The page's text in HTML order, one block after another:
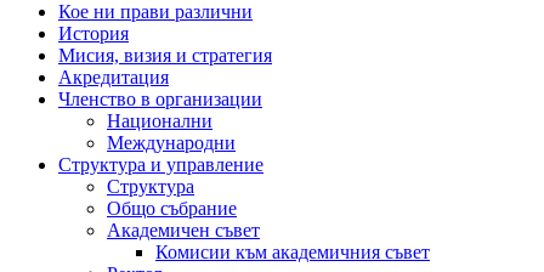
Кое ни прави различни
История
Мисия, визия и стратегия
Акредитация
Членство в организации
Национални
Международни
Структура и управление
Структура
Общо събрание
Академичен съвет
Комисии към академичния съвет